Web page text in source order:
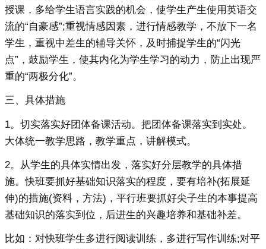
授课，多给学生语言实践的机会，使学生产生使用英语交
流的“自豪感”;重视情感因素，进行情感教学，不放下一名
学生，重视中差生的辅导关怀，及时捕捉学生的“闪光
点”，鼓励学生，使其内化为学生学习的动力，防止出现严
重的“两极分化”。
三、具体措施
1。切实落实好团体备课活动。把团体备课落实到实处。
大体统一教学思路，教学重点，讲解模式。
2。从学生的具体实情出发，落实好分层教学的具体措
施。快班要抓好基础知识落实的程度，要有培补(拓展延
伸)的措施(资料，方法)，平行班要抓好尖子生的本事提高
基础知识的落实到位，后进生的兴趣培养和基础补差。
比如：对快班学生多进行阅读训练，多进行写作训练;对平